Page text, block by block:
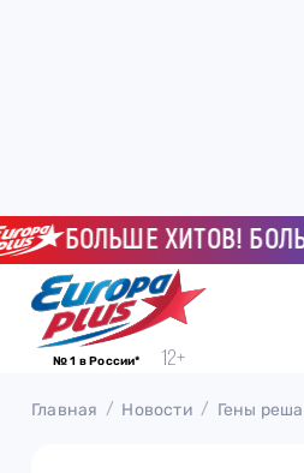
БОЛЬШЕ ХИТОВ! БОЛЬШЕ
№ 1 в России*
Главная Новости Гены